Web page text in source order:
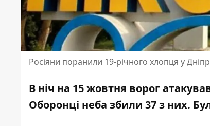
Росіяни поранили 19-річного хлопця у
В ніч на 15 жовтня ворог
Оборонці неба збили 37 з них.